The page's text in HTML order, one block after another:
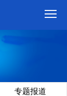
专题报道